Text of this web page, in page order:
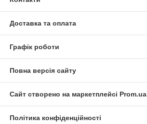
Доставка та оплата
Графік роботи
Повна версія сайту
Сайт створено на маркетплейсі Prom.ua
Політика конфіденційності